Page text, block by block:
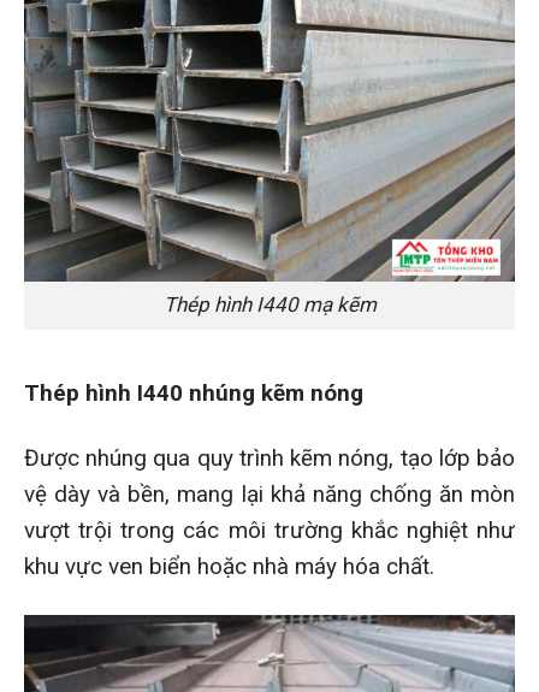
Thép hình I440 mạ kẽm
Thép hình I440 nhúng kẽm nóng
Được nhúng qua quy trình kẽm nóng, tạo lớp bảo
vệ dày và bền, mang lại khả năng chống ăn mòn
vượt trội trong các môi trường khắc nghiệt như
khu vực ven biển hoặc nhà máy hóa chất.